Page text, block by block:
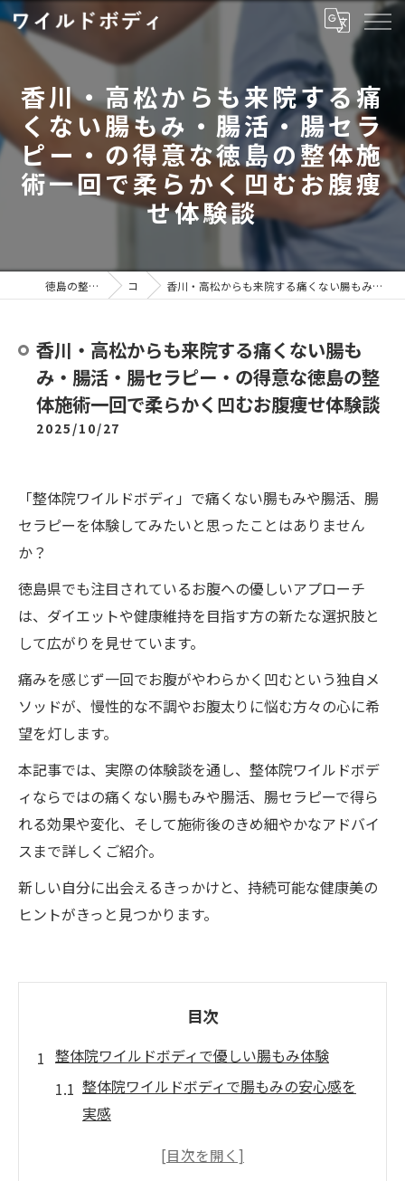
香川・高松からも来院する痛
くない腸もみ・腸活・腸セラ
ピー・の得意な徳島の整体施
術一回で柔らかく凹むお腹痩
せ体験談
徳島の整体ならワイルドボディ コラム 香川・高松からも来院する痛くない腸もみ・腸活・腸セラピー・の得意な徳島の整体施術一回で柔らかく凹むお腹痩せ体験談
香川・高松からも来院する痛くない腸も
み・腸活・腸セラピー・の得意な徳島の整
体施術一回で柔らかく凹むお腹痩せ体験談
2025/10/27
「整体院ワイルドボディ」で痛くない腸もみや腸活、腸
セラピーを体験してみたいと思ったことはありません
か？
徳島県でも注目されているお腹への優しいアプローチ
は、ダイエットや健康維持を目指す方の新たな選択肢と
して広がりを見せています。
痛みを感じず一回でお腹がやわらかく凹むという独自メ
ソッドが、慢性的な不調やお腹太りに悩む方々の心に希
望を灯します。
本記事では、実際の体験談を通し、整体院ワイルドボデ
ィならではの痛くない腸もみや腸活、腸セラピーで得ら
れる効果や変化、そして施術後のきめ細やかなアドバイ
スまで詳しくご紹介。
新しい自分に出会えるきっかけと、持続可能な健康美の
ヒントがきっと見つかります。
目次
整体院ワイルドボディで優しい腸もみ体験
整体院ワイルドボディで腸もみの安心感を
実感
人気のリンパマッサージ技術と腸活の融合